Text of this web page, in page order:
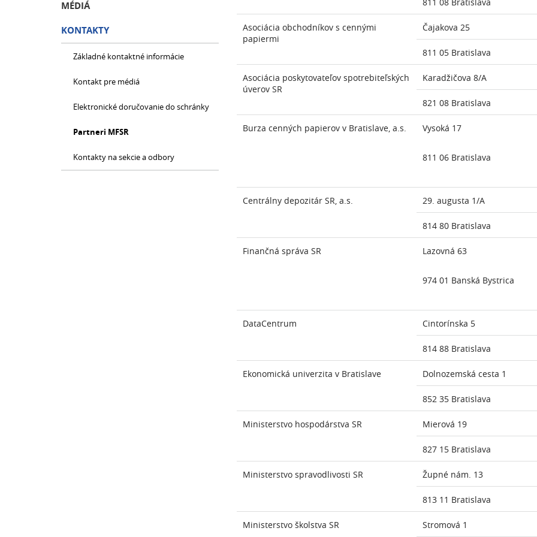
Asociácia obchodníkov s cennými
papiermi
Čajakova 25
811 05 Bratislava
Asociácia poskytovateľov spotrebiteľských
úverov SR
Karadžičova 8/A
821 08 Bratislava
Burza cenných papierov v Bratislave, a.s. Vysoká 17
811 06 Bratislava
Centrálny depozitár SR, a.s. 29. augusta 1/A
814 80 Bratislava
Finančná správa SR Lazovná 63
974 01 Banská Bystrica
DataCentrum Cintorínska 5
814 88 Bratislava
Ekonomická univerzita v Bratislave Dolnozemská cesta 1
852 35 Bratislava
Ministerstvo hospodárstva SR Mierová 19
827 15 Bratislava
Ministerstvo spravodlivosti SR Župné nám. 13
813 11 Bratislava
Ministerstvo školstva SR Stromová 1
MÉDIÁ
KONTAKTY
Základné kontaktné informácie
Kontakt pre médiá
Elektronické doručovanie do schránky
Partneri MFSR
Kontakty na sekcie a odbory